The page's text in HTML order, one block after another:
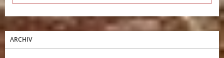
ARCHIV